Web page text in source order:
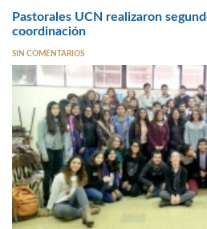
Pastorales UCN realizaron
coordinación
SIN COMENTARIOS